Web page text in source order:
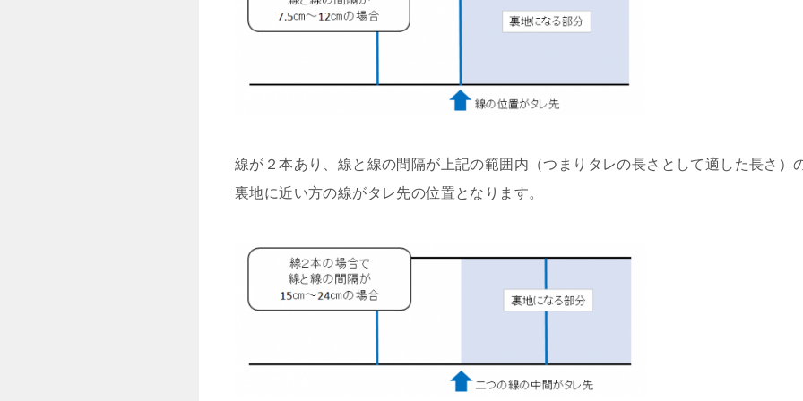
線が２本あり、線と線の間隔が上記の範囲内（つまりタレの長さとして適した長さ）
裏地に近い方の線がタレ先の位置となります。